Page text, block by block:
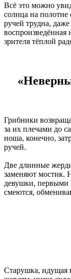
Всё это можно
солнца на полотне
ручей трудна,
воспроизведённая
зрителя тёплой
Грибники
за их плечами до
ноша, конечно,
ручей.
Две длинные
заменяют мостик.
девушки, первыми
смеются,
Старушка, идущая